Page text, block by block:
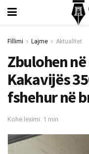
Fillimi Lajme Aktualitet
Zbulohen
Kakavijës
fshehur në
Kohë leximi: 1 min